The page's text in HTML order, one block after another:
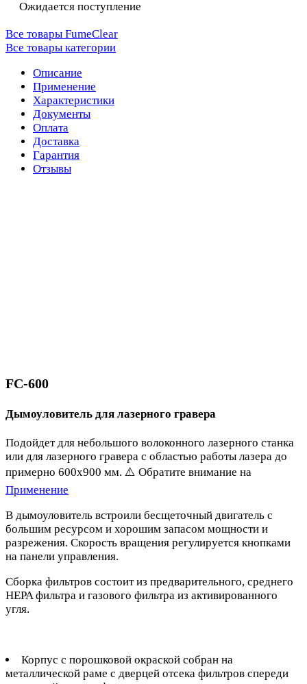
Ожидается поступление
Все товары FumeClear
Все товары категории
Описание
Применение
Характеристики
Документы
Оплата
Доставка
Гарантия
Отзывы
FC-600
Дымоуловитель для лазерного гравера
Подойдет для небольшого волоконного лазерного станка
или для лазерного гравера с областью работы лазера до
примерно 600x900 мм. ⚠️ Обратите внимание на
Применение
В дымоуловитель встроили бесщеточный двигатель с
большим ресурсом и хорошим запасом мощности и
разрежения. Скорость вращения регулируется кнопками
на панели управления.
Сборка фильтров состоит из предварительного, среднего
HEPA фильтра и газового фильтра из активированного
угля.
Корпус с порошковой окраской собран на
металлической раме с дверцей отсека фильтров спереди